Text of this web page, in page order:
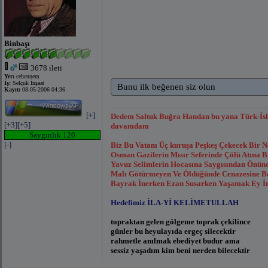
Binbaşı
3678 ileti
Yer: cehennem
İş: Selçuk İnşaat
Kayıt: 08-05-2006 04:36
[+]
[+3][+5]
Saygınlık 120
[-]
Bunu ilk beğenen siz olun
Dedem Saltuk Buğra Handan bu yana Türk-
davamdam
Biz Bu Vatanı Üç kuruşa Peşkeş Çekecek Bir
Osman Gazilerin Mısır Seferinde Çölü Atına
Yavuz Selimlerin Hocasına Saygısından
Malı Götürmeyen Ve Öldüğünde Cenazesine
Bayrak İnerken Ezan Susarken Yaşamak Ey
Hedefimiz İLA-Yİ KELİMETULLAH
topraktan gelen gölgeme toprak çekilince
günler bu heyulayıda ergeç silecektir
rahmetle anılmak ebediyet budur ama
sessiz yaşadım kim beni nerden bilecektir